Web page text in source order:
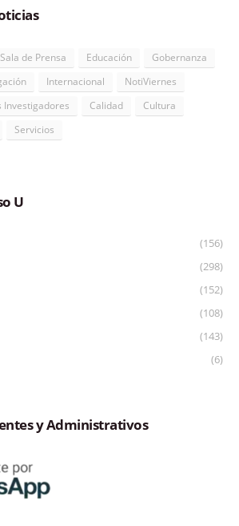
Sala de Prensa Educación
Gobernanza
Internacional
NotiViernes
Investigadores Calidad
Cultura
Servicios
U
(156)
(298)
(152)
(108)
(143)
(6)
y Administrativos